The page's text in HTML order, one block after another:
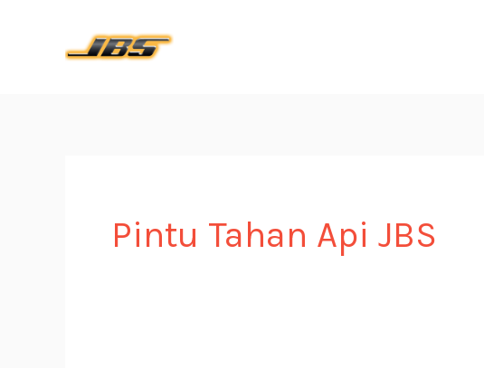
Pintu Tahan Api JBS